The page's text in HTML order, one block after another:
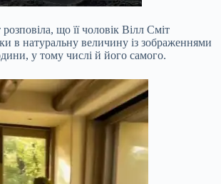
що її чоловік Вілл Сміт
в натуральну величину із зображеннями
у тому числі й його самого.